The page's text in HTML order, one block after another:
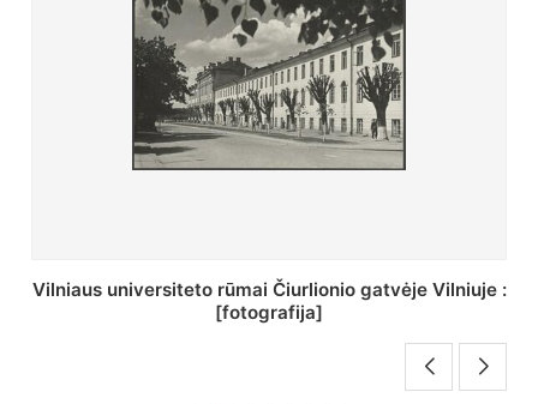
St. Batoro universiteto J. Pilsudskio kolegija :
[fotografija]